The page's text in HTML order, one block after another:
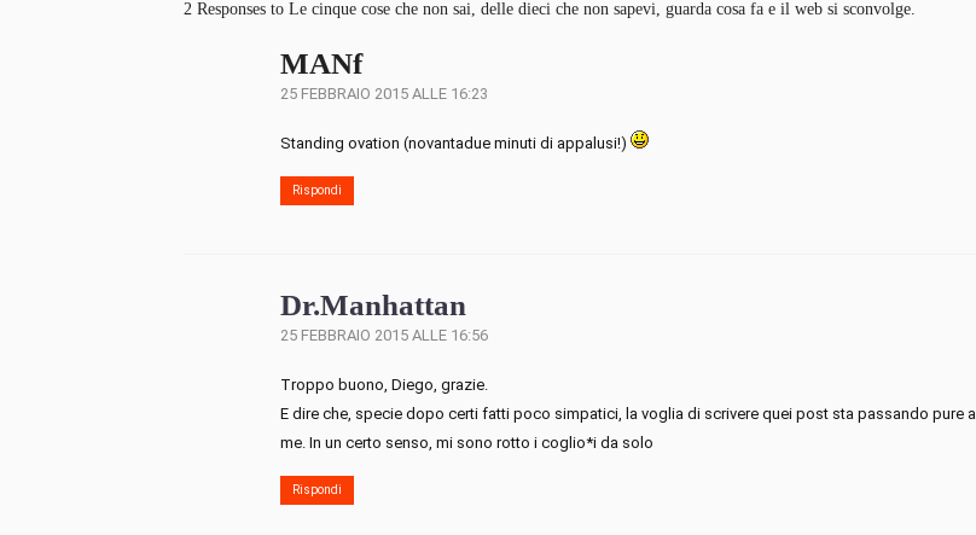
2 Responses to Le cinque cose che non sai, delle dieci che non sapevi, guarda cosa fa e il web si sconvolge.
MANf
25 FEBBRAIO 2015 ALLE 16:23
Standing ovation (novantadue minuti di appalusi!)
Rispondi
Dr.Manhattan
25 FEBBRAIO 2015 ALLE 16:56
Troppo buono, Diego, grazie.
E dire che, specie dopo certi fatti poco simpatici, la voglia di scrivere quei post sta passando pure a
me. In un certo senso, mi sono rotto i coglio*i da solo
Rispondi